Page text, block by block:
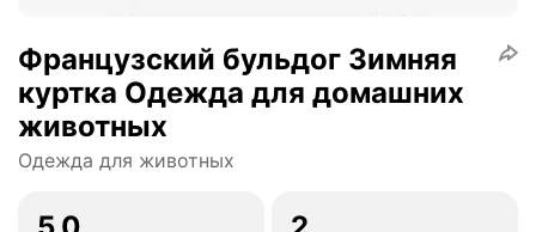
Французский бульдог Зимняя
куртка Одежда для домашних
животных
Одежда для животных